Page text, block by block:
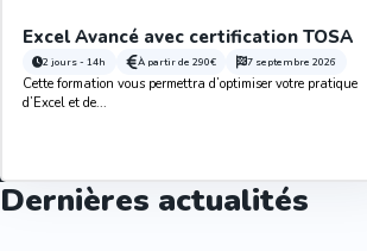
Excel Avancé avec certification TOSA
2 jours - 14h À partir de 290€ 7 septembre 2026
Cette formation vous permettra d’optimiser votre pratique
d’Excel et de...
Dernières actualités